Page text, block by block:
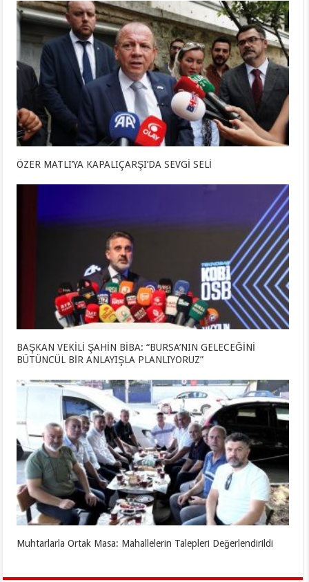
ÖZER MATLI’YA KAPALIÇARŞI’DA SEVGİ SELİ
BAŞKAN VEKİLİ ŞAHİN BİBA: “BURSA’NIN GELECEĞİNİ
BÜTÜNCÜL BİR ANLAYIŞLA PLANLIYORUZ”
Muhtarlarla Ortak Masa: Mahallelerin Talepleri Değerlendirildi